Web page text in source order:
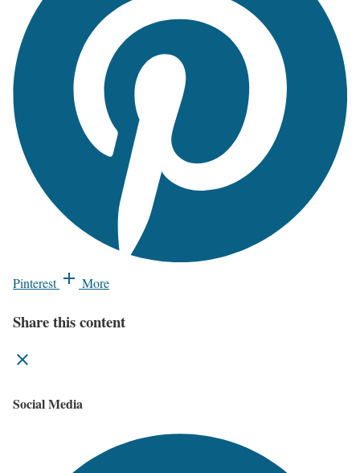
Pinterest More
Share this content
Social Media